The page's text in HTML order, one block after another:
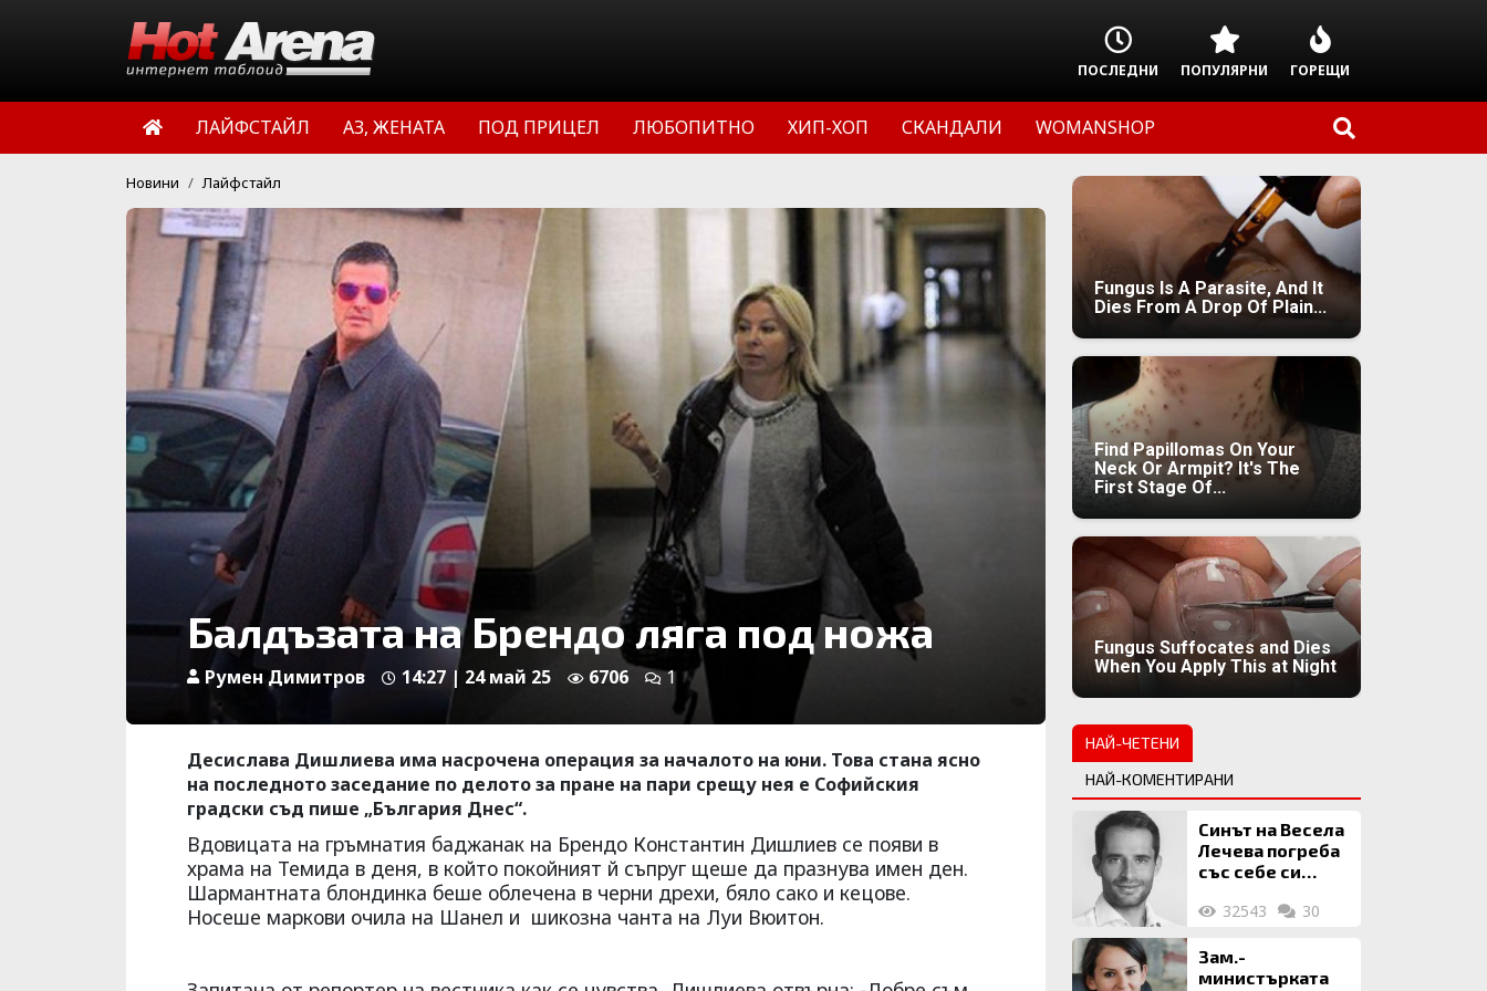
ПОСЛЕДНИ ПОПУЛЯРНИ ГОРЕЩИ
ЛАЙФСТАЙЛ АЗ, ЖЕНАТА ПОД ПРИЦЕЛ ЛЮБОПИТНО ХИП-ХОП СКАНДАЛИ WOMANSHOP
Новини Лайфстайл
Балдъзата на Брендо ляга под ножа
Румен Димитров 14:27 | 24 май 25 6706 1
Десислава Дишлиева има насрочена операция за началото на юни. Това стана ясно
на последното заседание по делото за пране на пари срещу нея е Софийския
градски съд пише „България Днес“.
Вдовицата на гръмнатия баджанак на Брендо Константин Дишлиев се появи в
храма на Темида в деня, в който покойният й съпруг щеше да празнува имен ден.
Шармантната блондинка беше облечена в черни дрехи, бяло сако и кецове.
Носеше маркови очила на Шанел и шикозна чанта на Луи Вюитон.
Fungus Is A Parasite, And It
Dies From A Drop Of Plain...
Find Papillomas On Your
Neck Or Armpit? It's The
First Stage Of...
Fungus Suffocates and Dies
When You Apply This at Night
НАЙ-ЧЕТЕНИ
НАЙ-КОМЕНТИРАНИ
Синът на Весела
Лечева погреба
със себе си
млн. евро
32543 30
Зам.-
министърката